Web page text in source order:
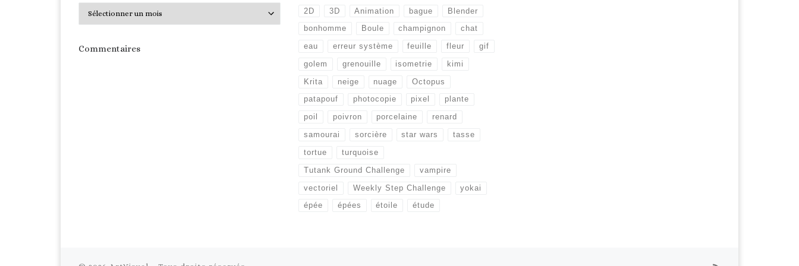
Commentaires
2D 3D Animation bague Blender
bonhomme Boule champignon chat
eau erreur système feuille fleur gif
golem grenouille isometrie kimi
Krita neige nuage Octopus
patapouf photocopie pixel plante
poil poivron porcelaine renard
samourai sorcière star wars tasse
tortue turquoise
Tutank Ground Challenge vampire
vectoriel Weekly Step Challenge yokai
épée épées étoile étude